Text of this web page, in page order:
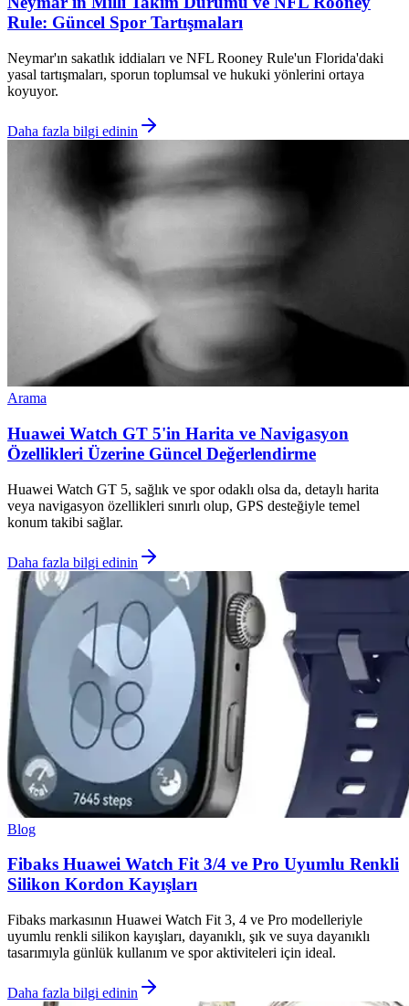
Rule: Güncel Spor Tartışmaları
Neymar'ın sakatlık iddiaları ve NFL Rooney Rule'un Florida'daki
yasal tartışmaları, sporun toplumsal ve hukuki yönlerini ortaya
koyuyor.
Daha fazla bilgi edinin
Arama
Huawei Watch GT 5'in Harita ve Navigasyon
Özellikleri Üzerine Güncel Değerlendirme
Huawei Watch GT 5, sağlık ve spor odaklı olsa da, detaylı harita
veya navigasyon özellikleri sınırlı olup, GPS desteğiyle temel
konum takibi sağlar.
Daha fazla bilgi edinin
Blog
Fibaks Huawei Watch Fit 3/4 ve Pro Uyumlu Renkli
Silikon Kordon Kayışları
Fibaks markasının Huawei Watch Fit 3, 4 ve Pro modelleriyle
uyumlu renkli silikon kayışları, dayanıklı, şık ve suya dayanıklı
tasarımıyla günlük kullanım ve spor aktiviteleri için ideal.
Daha fazla bilgi edinin